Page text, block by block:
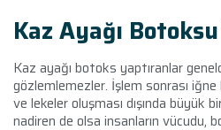
Kaz Ayağı
Kaz ayağı botoks yaptıranlar
gözlemlemezler. İşlem sonrası iğne
ve lekeler oluşması dışında
nadiren de olsa insanların vücudu,